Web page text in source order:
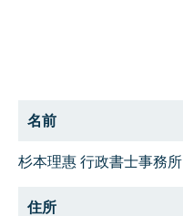
名前
杉本理惠 行政書士事務所
住所